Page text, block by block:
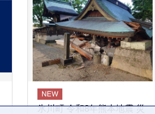
氷川町 令和8年熊本地震 災